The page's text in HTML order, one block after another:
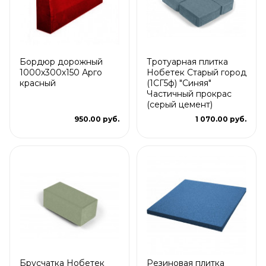
Бордюр дорожный
1000х300х150 Арго
красный
950.00 руб.
Тротуарная плитка
Нобетек Старый город
(1СГ5ф) "Синяя"
Частичный прокрас
(серый цемент)
1 070.00 руб.
Брусчатка Нобетек Резиновая плитка